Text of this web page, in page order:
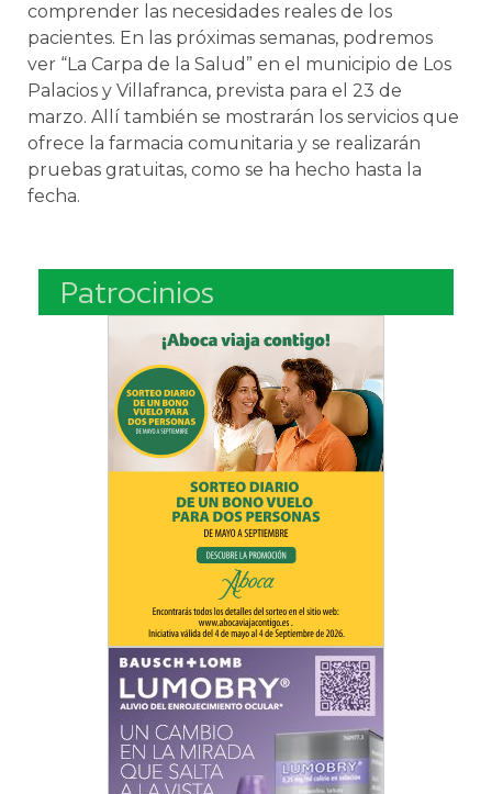
comprender las necesidades reales de los
pacientes. En las próximas semanas, podremos
ver “La Carpa de la Salud” en el municipio de Los
Palacios y Villafranca, prevista para el 23 de
marzo. Allí también se mostrarán los servicios que
ofrece la farmacia comunitaria y se realizarán
pruebas gratuitas, como se ha hecho hasta la
fecha.
Patrocinios